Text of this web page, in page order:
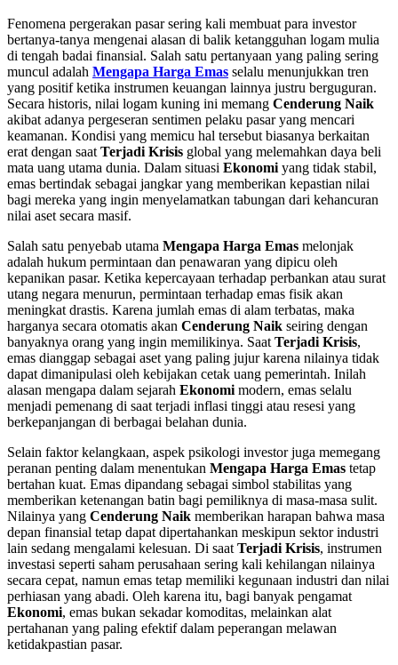
Fenomena pergerakan pasar sering kali membuat para investor
bertanya-tanya mengenai alasan di balik ketangguhan logam mulia
di tengah badai finansial. Salah satu pertanyaan yang paling sering
muncul adalah Mengapa Harga Emas selalu menunjukkan tren
yang positif ketika instrumen keuangan lainnya justru berguguran.
Secara historis, nilai logam kuning ini memang Cenderung Naik
akibat adanya pergeseran sentimen pelaku pasar yang mencari
keamanan. Kondisi yang memicu hal tersebut biasanya berkaitan
erat dengan saat Terjadi Krisis global yang melemahkan daya beli
mata uang utama dunia. Dalam situasi Ekonomi yang tidak stabil,
emas bertindak sebagai jangkar yang memberikan kepastian nilai
bagi mereka yang ingin menyelamatkan tabungan dari kehancuran
nilai aset secara masif.
Salah satu penyebab utama Mengapa Harga Emas melonjak
adalah hukum permintaan dan penawaran yang dipicu oleh
kepanikan pasar. Ketika kepercayaan terhadap perbankan atau surat
utang negara menurun, permintaan terhadap emas fisik akan
meningkat drastis. Karena jumlah emas di alam terbatas, maka
harganya secara otomatis akan Cenderung Naik seiring dengan
banyaknya orang yang ingin memilikinya. Saat Terjadi Krisis,
emas dianggap sebagai aset yang paling jujur karena nilainya tidak
dapat dimanipulasi oleh kebijakan cetak uang pemerintah. Inilah
alasan mengapa dalam sejarah Ekonomi modern, emas selalu
menjadi pemenang di saat terjadi inflasi tinggi atau resesi yang
berkepanjangan di berbagai belahan dunia.
Selain faktor kelangkaan, aspek psikologi investor juga memegang
peranan penting dalam menentukan Mengapa Harga Emas tetap
bertahan kuat. Emas dipandang sebagai simbol stabilitas yang
memberikan ketenangan batin bagi pemiliknya di masa-masa sulit.
Nilainya yang Cenderung Naik memberikan harapan bahwa masa
depan finansial tetap dapat dipertahankan meskipun sektor industri
lain sedang mengalami kelesuan. Di saat Terjadi Krisis, instrumen
investasi seperti saham perusahaan sering kali kehilangan nilainya
secara cepat, namun emas tetap memiliki kegunaan industri dan nilai
perhiasan yang abadi. Oleh karena itu, bagi banyak pengamat
Ekonomi, emas bukan sekadar komoditas, melainkan alat
pertahanan yang paling efektif dalam peperangan melawan
ketidakpastian pasar.